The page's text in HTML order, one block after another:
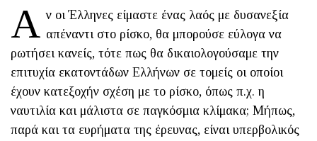
Α ν οι Έλληνες είμαστε ένας λαός με δυσανεξία
απέναντι στο ρίσκο, θα μπορούσε εύλογα να
ρωτήσει κανείς, τότε πως θα δικαιολογούσαμε την
επιτυχία εκατοντάδων Ελλήνων σε τομείς οι οποίοι
έχουν κατεξοχήν σχέση με το ρίσκο, όπως π.χ. η
ναυτιλία και μάλιστα σε παγκόσμια κλίμακα; Μήπως,
παρά και τα ευρήματα της έρευνας, είναι υπερβολικός